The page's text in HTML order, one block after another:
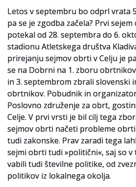
Za ustvarjalce
Strokovna usposabljanja za uslužbence
Gradivo
Register ustvarjalcev
Arhivske škatle
Projekti
Slovenski elektronski arhiv
Anonimka
Virtualni.ZAC
Letos v septembru bo odprl vrata
pa se je zgodba začela? Prvi
potekal od 28. septembra do 6.
stadionu Atletskega društva
prirejanju sejmov obrti v Celju je
se na Dobrni na 1. zboru
in 3. septembrom zbrali slovenski
obrtnikov. Pobudnik in
Poslovno združenje za obrt,
Celje. V prvi vrsti je bil cilj tega
sejmov obrti načeti probleme
tudi zakonske. Prav zaradi tega
sejmi obrti tudi »politični«, saj so v
vabili tudi številne politike, od
politikov iz lokalnega okolja.